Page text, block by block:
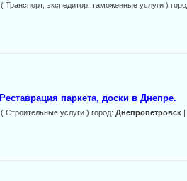
( Транспорт, экспедитор, таможенные услуги )
Реставрация паркета, доски в Днепре.
( Строительные услуги ) город: Днепропетровск|